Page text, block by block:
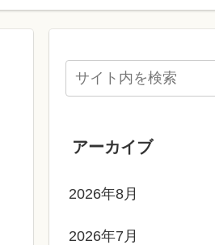
アーカイブ
2026年8月
2026年7月